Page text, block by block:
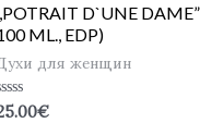
,,POTRAIT D`UNE
ML., EDP)
для женщин
€